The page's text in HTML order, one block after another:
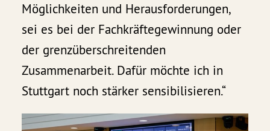
Möglichkeiten und Herausforderungen,
sei es bei der Fachkräftegewinnung oder
der grenzüberschreitenden
Zusammenarbeit. Dafür möchte ich in
Stuttgart noch stärker sensibilisieren.“